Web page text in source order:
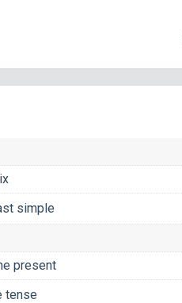
simple
present
tense